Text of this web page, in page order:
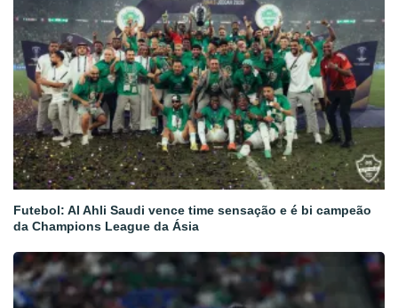
Futebol: Al Ahli Saudi vence time sensação e é bi campeão
da Champions League da Ásia